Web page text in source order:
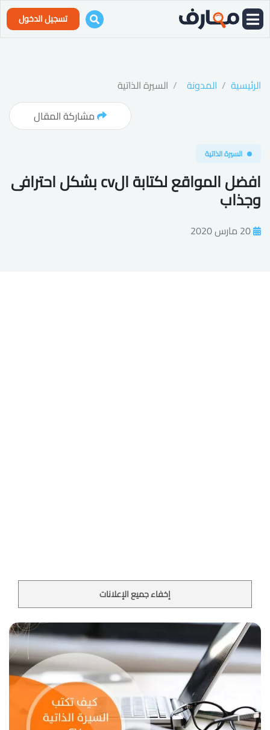
تسجيل الدخول
الرئيسية المدونة
السيرة الذاتية
مشاركة المقال
السيرة الذاتية
افضل المواقع لكتابة الcv بشكل احترافى
وجذاب
20 مارس 2020
إخفاء جميع الإعلانات